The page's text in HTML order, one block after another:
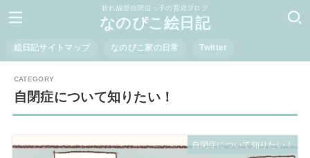
折れ線型自閉症っ子の育児ブログ
なのぴこ絵日記
絵日記サイトマップ なのぴこ家の日常 Twitter
自閉症について知りたい！
自閉症について知りたい！